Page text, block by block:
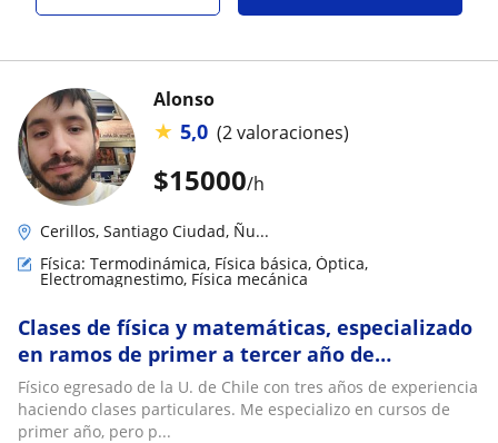
$15000/h
Alonso
★ 5,0 (2 valoraciones)
Cerillos, Santiago Ciudad, Ñu...
Física: Termodinámica, Física básica, Óptica,
Electromagnestimo, Física mecánica
Clases de física y matemáticas, especializado
en ramos de primer a tercer año de
universidad
Físico egresado de la U. de Chile con tres años de experiencia
haciendo clases particulares. Me especializo en cursos de
primer año, pero p...